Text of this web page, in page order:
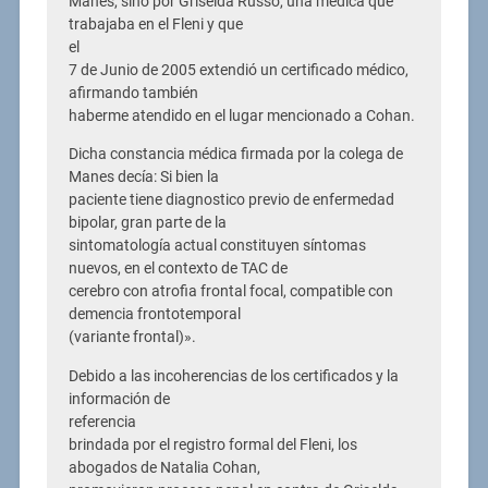
trabajaba en el Fleni y que
el
7 de Junio de 2005 extendió un certificado médico,
afirmando también
haberme atendido en el lugar mencionado a Cohan.
Dicha constancia médica firmada por la colega de
Manes decía: Si bien la
paciente tiene diagnostico previo de enfermedad
bipolar, gran parte de la
sintomatología actual constituyen síntomas
nuevos, en el contexto de TAC de
cerebro con atrofia frontal focal, compatible con
demencia frontotemporal
(variante frontal)».
Debido a las incoherencias de los certificados y la
información de
referencia
brindada por el registro formal del Fleni, los
abogados de Natalia Cohan,